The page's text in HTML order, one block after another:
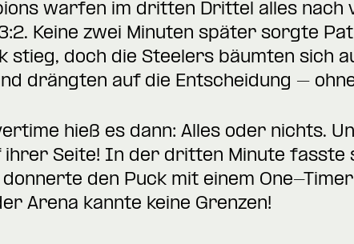
warfen im dritten Drittel alles
Keine zwei Minuten später sorgte
stieg, doch die Steelers bäumten sich
drängten auf die Entscheidung –
hieß es dann: Alles oder nichts.
ihrer Seite! In der dritten Minute fasste
den Puck mit einem One-
Arena kannte keine Grenzen!